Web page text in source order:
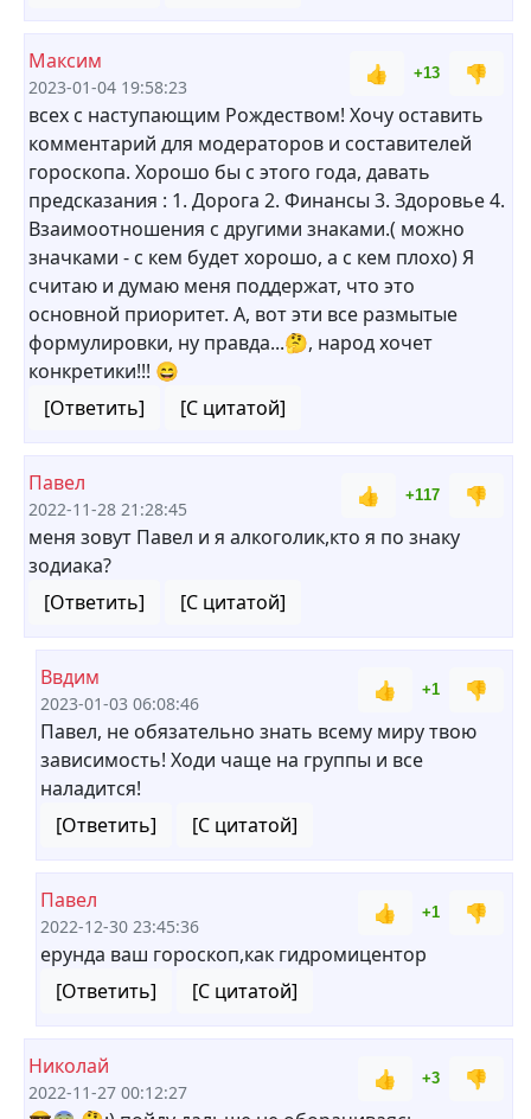
Максим
2023-01-04 19:58:23
👍 +13
👎
всех с наступающим Рождеством! Хочу оставить
комментарий для модераторов и составителей
гороскопа. Хорошо бы с этого года, давать
предсказания : 1. Дорога 2. Финансы 3. Здоровье 4.
Взаимоотношения с другими знаками.( можно
значками - с кем будет хорошо, а с кем плохо) Я
считаю и думаю меня поддержат, что это
основной приоритет. А, вот эти все размытые
формулировки, ну правда...🤔, народ хочет
конкретики!!! 😄
[Ответить]
[С цитатой]
Павел
2022-11-28 21:28:45
👍 +117
👎
меня зовут Павел и я алкоголик,кто я по знаку
зодиака?
[Ответить]
[С цитатой]
Ввдим
2023-01-03 06:08:46
👍 +1
👎
Павел, не обязательно знать всему миру твою
зависимость! Ходи чаще на группы и все
наладится!
[Ответить]
[С цитатой]
Павел
2022-12-30 23:45:36
👍 +1
👎
ерунда ваш гороскоп,как гидромицентор
[Ответить]
[С цитатой]
Николай
2022-11-27 00:12:27
👍 +3
👎